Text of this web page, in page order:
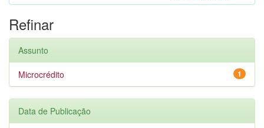
Refinar
Assunto
1
Microcrédito
Data de Publicação